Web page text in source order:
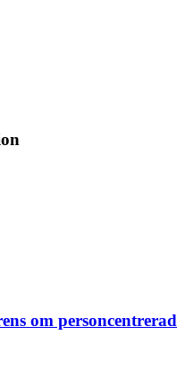
om personcentrerad